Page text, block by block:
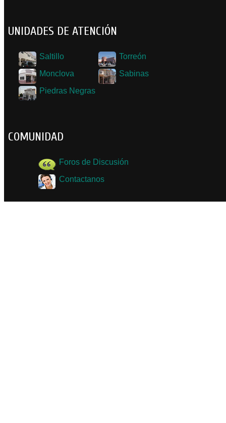
UNIDADES DE ATENCIÓN
Saltillo
Torreón
Monclova
Sabinas
Piedras Negras
COMUNIDAD
Foros de Discusión
Contactanos